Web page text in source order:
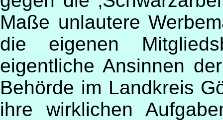
Maße unlautere
die eigenen
eigentliche Ansinnen
Behörde im Landkreis
ihre wirklichen